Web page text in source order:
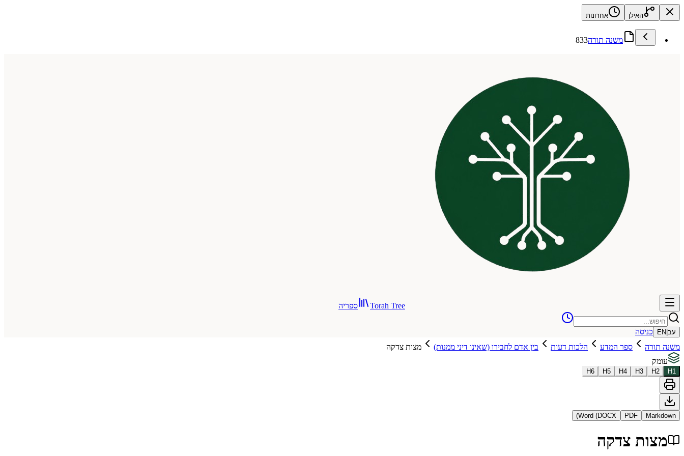
האילן אחרונות
משנה תורה833
Torah Tree ספריה
עב EN
כניסה
משנה תורה
ספר המדע הלכות דעות בין אדם לחבירו (שאינו דיני ממנות)
מצות צדקה
עומק
H1
H2
H3
H4
H5
H6
Markdown
PDF
Word (DOCX)
מצות צדקה